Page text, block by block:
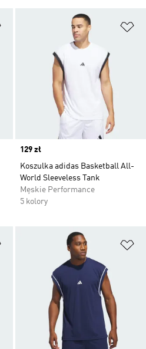
Dodaj do listy życzeń
Price
129 zł
Koszulka adidas Basketball All-
World Sleeveless Tank
Męskie Performance
5 kolory
Dodaj do listy życzeń